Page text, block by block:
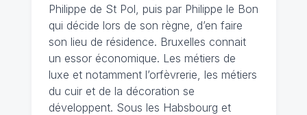
Philippe de St Pol, puis par Philippe le Bon
qui décide lors de son règne, d’en faire
son lieu de résidence. Bruxelles connait
un essor économique. Les métiers de
luxe et notamment l’orfèvrerie, les métiers
du cuir et de la décoration se
développent. Sous les Habsbourg et